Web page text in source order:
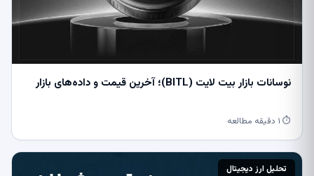
نوسانات بازار بیت ‌لایت (BITL)؛ آخرین قیمت و داده‌های بازار
تحلیل ارز دیجیتال